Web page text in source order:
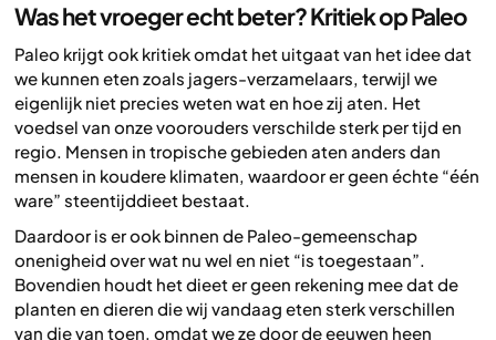
Was het vroeger echt beter? Kritiek op Paleo
Paleo krijgt ook kritiek omdat het uitgaat van het idee dat
we kunnen eten zoals jagers-verzamelaars, terwijl we
eigenlijk niet precies weten wat en hoe zij aten. Het
voedsel van onze voorouders verschilde sterk per tijd en
regio. Mensen in tropische gebieden aten anders dan
mensen in koudere klimaten, waardoor er geen échte “één
ware” steentijddieet bestaat.
Daardoor is er ook binnen de Paleo-gemeenschap
onenigheid over wat nu wel en niet “is toegestaan”.
Bovendien houdt het dieet er geen rekening mee dat de
planten en dieren die wij vandaag eten sterk verschillen
van die van toen, omdat we ze door de eeuwen heen